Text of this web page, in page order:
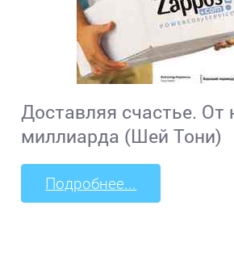
Доставляя счастье. От
миллиарда (Шей Тони)
Подробнее...